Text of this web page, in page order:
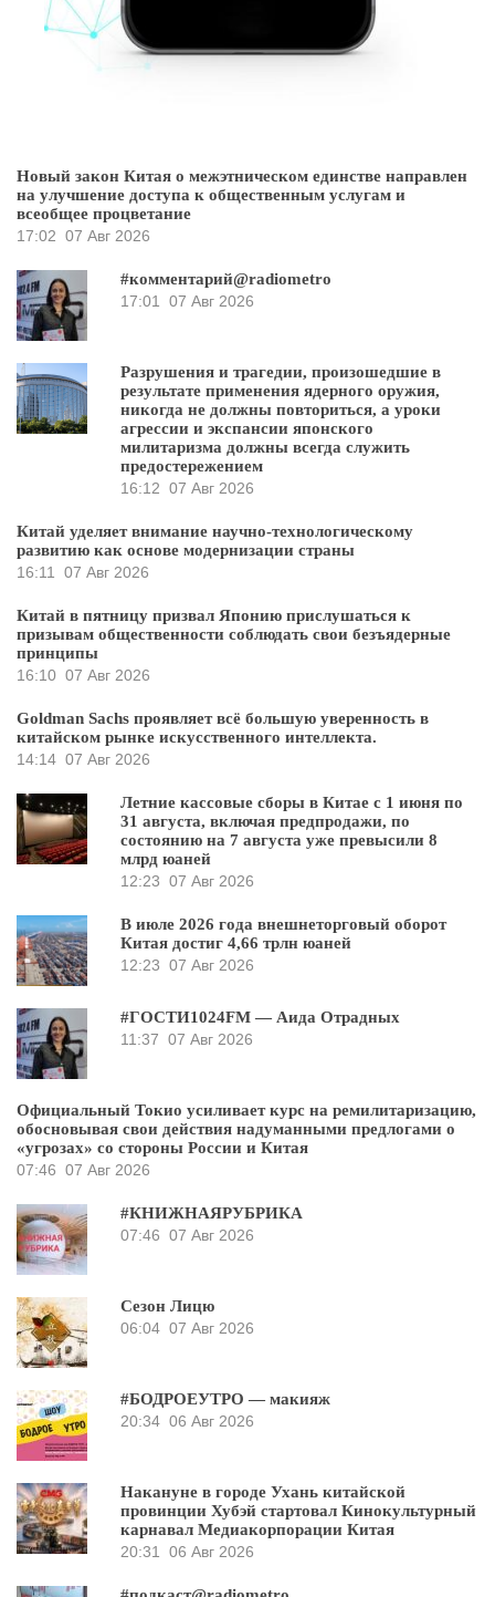
Новый закон Китая о межэтническом единстве направлен
на улучшение доступа к общественным услугам и
всеобщее процветание
17:02 07 Авг 2026
#комментарий@radiometro
17:01
07 Авг 2026
Разрушения и трагедии, произошедшие в
результате применения ядерного оружия,
никогда не должны повториться, а уроки
агрессии и экспансии японского
милитаризма должны всегда служить
предостережением
16:12 07 Авг 2026
Китай уделяет внимание научно-технологическому
развитию как основе модернизации страны
16:11
07 Авг 2026
Китай в пятницу призвал Японию прислушаться к
призывам общественности соблюдать свои безъядерные
принципы
16:10 07 Авг 2026
Goldman Sachs проявляет всё большую уверенность в
китайском рынке искусственного интеллекта.
14:14 07 Авг 2026
Летние кассовые сборы в Китае с 1 июня по
31 августа, включая предпродажи, по
состоянию на 7 августа уже превысили 8
млрд юаней
12:23 07 Авг 2026
В июле 2026 года внешнеторговый оборот
Китая достиг 4,66 трлн юаней
12:23 07 Авг 2026
#ГОСТИ1024FM — Аида Отрадных
11:37 07 Авг 2026
Официальный Токио усиливает курс на ремилитаризацию,
обосновывая свои действия надуманными предлогами о
«угрозах» со стороны России и Китая
07:46 07 Авг 2026
#КНИЖНАЯРУБРИКА
07:46 07 Авг 2026
Сезон Лицю
06:04 07 Авг 2026
#БОДРОЕУТРО — макияж
20:34 06 Авг 2026
Накануне в городе Ухань китайской
провинции Хубэй стартовал Кинокультурный
карнавал Медиакорпорации Китая
20:31
06 Авг 2026